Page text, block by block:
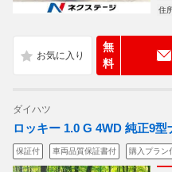
住
無
料
ダイハツ
ロッキー 1.0 G 4WD 純正9
保証付 車両品質保証書付 購入プラン